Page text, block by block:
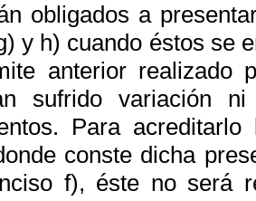
obligados a
y h) cuando éstos se
anterior realizado
sufrido variación
Para
conste dicha
f), éste no será